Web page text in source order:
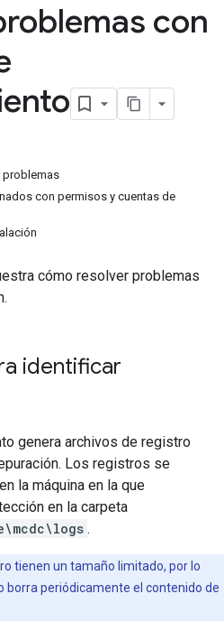
con
problemas
con permisos y cuentas de
cómo resolver problemas
identificar
genera archivos de registro
Los registros se
la máquina en la que
en la carpeta
.
tienen un tamaño limitado, por lo
borra periódicamente el contenido de